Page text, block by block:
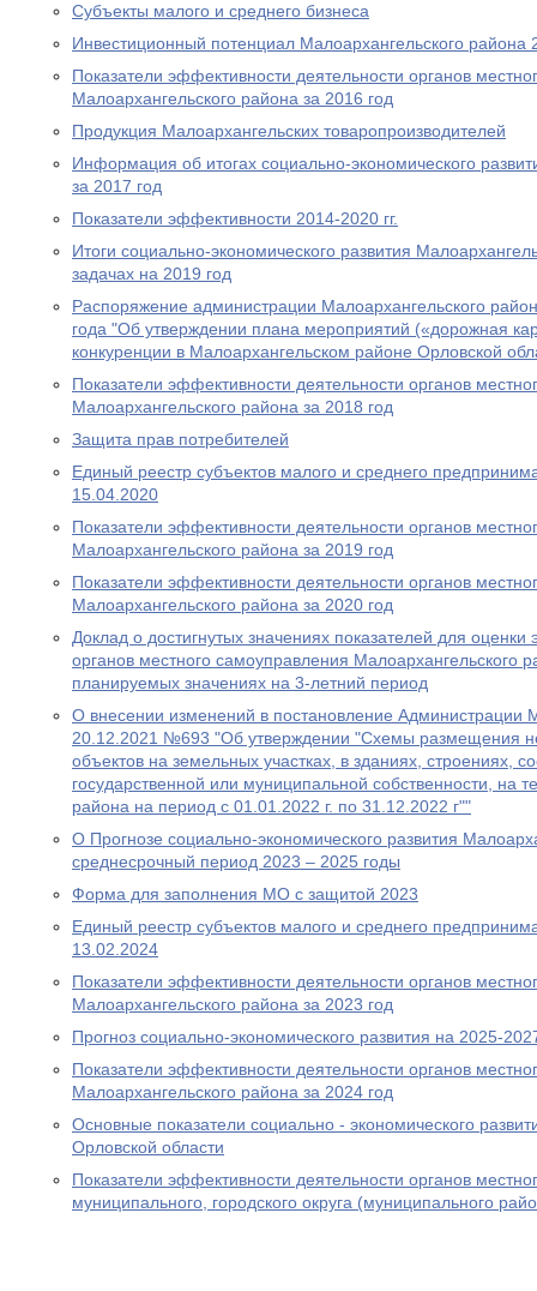
Субъекты малого и среднего бизнеса
Инвестиционный потенциал Малоархангельского района
Показатели эффективности деятельности органов
Малоархангельского района за 2016 год
Продукция Малоархангельских товаропроизводителей
Информация об итогах социально-экономического
за 2017 год
Показатели эффективности 2014-2020 гг.
Итоги социально-экономического развития
задачах на 2019 год
Распоряжение администрации Малоархангельского
года "Об утверждении плана мероприятий («дорожная
конкуренции в Малоархангельском районе Орловской
Показатели эффективности деятельности органов
Малоархангельского района за 2018 год
Защита прав потребителей
Единый реестр субъектов малого и среднего
15.04.2020
Показатели эффективности деятельности органов
Малоархангельского района за 2019 год
Показатели эффективности деятельности органов
Малоархангельского района за 2020 год
Доклад о достигнутых значениях показателей для
органов местного самоуправления Малоархангельского
планируемых значениях на 3-летний период
О внесении изменений в постановление Администрации
20.12.2021 №693 "Об утверждении "Схемы размещения
объектов на земельных участках, в зданиях, строениях,
государственной или муниципальной собственности, на
района на период с 01.01.2022 г. по 31.12.2022 г""
О Прогнозе социально-экономического развития
среднесрочный период 2023 – 2025 годы
Форма для заполнения МО с защитой 2023
Единый реестр субъектов малого и среднего
13.02.2024
Показатели эффективности деятельности органов
Малоархангельского района за 2023 год
Прогноз социально-экономического развития на 2025-
Показатели эффективности деятельности органов
Малоархангельского района за 2024 год
Основные показатели социально - экономического
Орловской области
Показатели эффективности деятельности органов
муниципального, городского округа (муниципального